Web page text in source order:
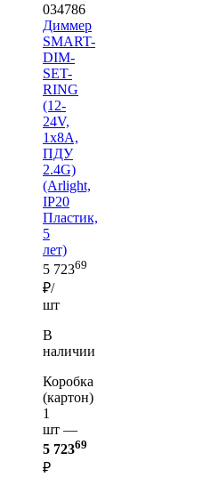
034786
Диммер
SMART-
DIM-
SET-
RING
(12-
24V,
1x8A,
ПДУ
2.4G)
(Arlight,
IP20
Пластик,
5
лет)
5 72369
₽/
шт
В
наличии
Коробка
(картон)
1
шт —
5 72369
₽